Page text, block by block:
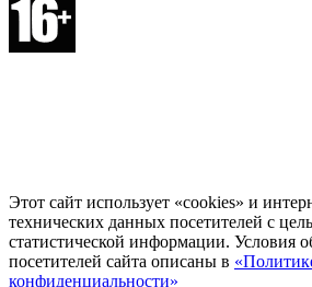
Этот сайт использует «cookies» и
технических данных посетителей с
статистической информации. Условия
посетителей сайта описаны в
конфиденциальности»